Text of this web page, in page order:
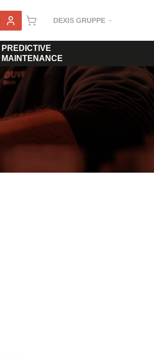
DEXIS GRUPPE
PREDICTIVE
MAINTENANCE